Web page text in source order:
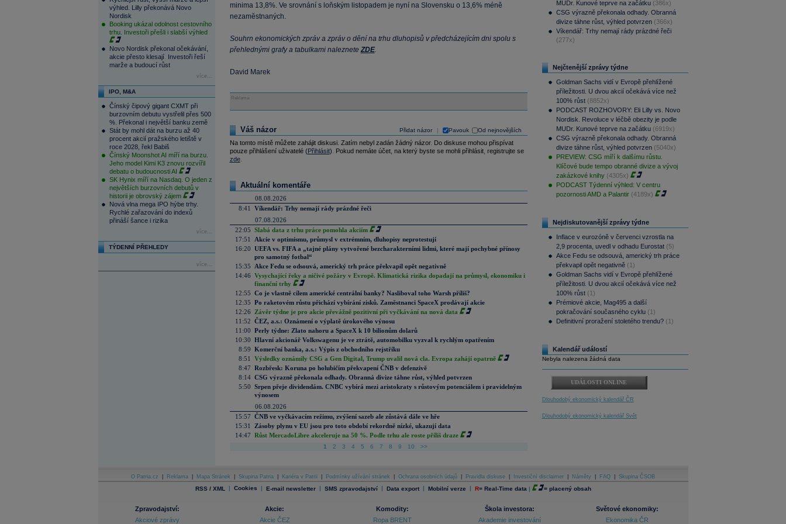
výhled. Lilly překonává Novo
Nordisk
Booking ukázal odolnost cestovního
trhu. Investoři přešli i slabší výhled
Novo Nordisk překonal očekávání,
akcie přesto klesají. Investoři řeší
marže a budoucí růst
více...
IPO, M&A
Čínský čipový gigant CXMT při
burzovním debutu vystřelil přes 500
%. Překonal i největší banku země
Stát by mohl dát na burzu až 40
procent akcií pražského letiště v
roce 2028, řekl Babiš
Čínský Moonshot AI míří na burzu.
Jeho model Kimi K3 znovu rozvířil
debatu o budoucnosti AI
SK Hynix míří na Nasdaq. O jeden z
největších burzovních debutů v
historii je obrovský zájem
Nová vlna mega IPO hýbe trhy.
Rychlé zařazování do indexů
přináší šance i rizika
více...
TÝDENNÍ PŘEHLEDY
více...
minima 13,8%. Ve srovnání s loňským listopadem je nyní na Slovensku o 13,6% méně
nezaměstnaných.
Souhrn ekonomických zpráv a zpráv o dění na trhu dluhopisů v předcházejícím dni spolu s
přehlednými grafy a tabulkami nalezneteZDE.
David Marek
Reklama
Přidat názor Pavouk Od nejnovějších
Váš názor
Na tomto místě můžete zahájit diskusi. Zatím nebyl zadán žádný názor. Do diskuse mohou přispívat
pouze přihlášení uživatelé (Přihlásit). Pokud nemáte účet, na který byste se mohli přihlásit, registrujte se
zde.
Aktuální komentáře
08.08.2026
8:41
Víkendář: Trhy nemají rády prázdné řeči
07.08.2026
22:05 Slabá data z trhu práce pomohla akciím
17:51
Akcie v optimismu, průmysl v extrémním, dluhopisy neprotestují
16:20 UEFA vs. FIFA a „tajné plány vytvořené bezcharakterními lidmi, které mají pochybné přínosy
pro samotný fotbal“
15:35
Akce Fedu se odsouvá, americký trh práce překvapil opět negativně
14:46 Vysychající řeky a ničivé požáry v Evropě. Klimatická rizika dopadají na průmysl, ekonomiku i
finanční trhy
12:55 Co je vlastně cílem americké centrální banky? Nasliboval toho Warsh příliš?
12:35 Po raketovém růstu přichází vybírání zisků. Zaměstnanci SpaceX prodávají akcie
12:26
Závěr týdne je pro akcie převážně pozitivní při vyčkávání na nová data
11:52 ČEZ, a.s.: Oznámení o výplatě úrokového výnosu
11:00 Perly týdne: Zlato nahoru a SpaceX k 10 bilionům dolarů
10:30 Hlavní akcionář Volkswagenu je ve ztrátě, automobilku vyzval k rychlým opatřením
8:59 Komerční banka, a.s.: Výpis z obchodního rejstříku
8:51
Výsledky oznámily CSG a Gen Digital, Trump uvalil nová cla. Evropa zahájí opatrně
8:47 Rozbřesk: Koruna po holubičím překvapení ČNB v defenzivě
8:14 CSG výrazně překonala odhady. Obranná divize táhne růst, výhled potvrzen
5:50 Srpen přeje dividendám. CNBC vybírá mezi aristokraty s růstovým potenciálem i pravidelným
výnosem
06.08.2026
15:57 ČNB ve vyčkávacím režimu, zvýšení sazeb ale zůstává dále ve hře
15:31
Zásoby plynu v EU jsou pro toto období rekordně nízké, ukazují data
14:47 Růst MercadoLibre akceleruje na 50 %. Podle trhu ale roste příliš draze
1 2 3 4 5 6 7 8 9 10 >>
MUDr. Kunové teprve na začátku (386x)
CSG výrazně překonala odhady. Obranná
divize táhne růst, výhled potvrzen (366x)
Víkendář: Trhy nemají rády prázdné řeči
(277x)
Nejčtenější zprávy týdne
Goldman Sachs vidí v Evropě přehlížené
příležitosti. U dvou akcií očekává více než
100% růst (8852x)
PODCAST ROZHOVORY: Eli Lilly vs. Novo
Nordisk. Revoluce v léčbě obezity je podle
MUDr. Kunové teprve na začátku (6919x)
CSG výrazně překonala odhady. Obranná
divize táhne růst, výhled potvrzen (5040x)
PREVIEW: CSG míří k dalšímu růstu.
Klíčové bude tempo obranné divize a vývoj
zakázkové knihy (4305x)
PODCAST Týdenní výhled: V centru
pozornosti AMD a Palantir (4189x)
Nejdiskutovanější zprávy týdne
Inflace v eurozóně v červenci vzrostla na
2,9 procenta, uvedl v odhadu Eurostat (5)
Akce Fedu se odsouvá, americký trh práce
překvapil opět negativně (1)
Goldman Sachs vidí v Evropě přehlížené
příležitosti. U dvou akcií očekává více než
100% růst (1)
Prémiové akcie, Mag495 a další
pokračování současného cyklu (1)
Definitivní proražení stoletého trendu? (1)
Kalendář událostí
Nebyla nalezena žádná data
UDÁLOSTI ONLINE
Dlouhodobý ekonomický kalendář ČR
Dlouhodobý ekonomický kalendář Svět
O Patria.cz Reklama Mapa Stránek Skupina Patria Kariéra v Patrii Podmínky užívání stránek Ochrana osobních údajů Pravidla diskuse Investiční disclaimer Náměty FAQ Skupina ČSOB
RSS / XML | Cookies | E-mail newsletter | SMS zpravodajství | Data export | Mobilní verze | R= Real-Time data | = placený obsah
Zpravodajství:
Akciové zprávy
Akcie:
Akcie ČEZ
Komodity:
Ropa BRENT
Škola investora:
Akademie investování
Světové ekonomiky:
Ekonomika ČR